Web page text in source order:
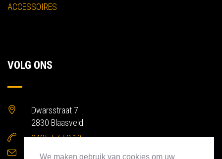
We maken gebruik van cookies om uw
ACCESSOIRES
VOLG ONS
Dwarsstraat 7
2830 Blaasveld
0485 57 52 13
info@gtproducts.be